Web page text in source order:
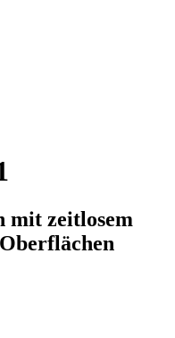
mit zeitlosem